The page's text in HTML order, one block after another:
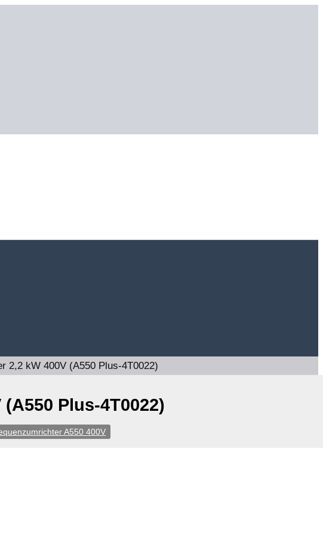
2,2 kW 400V (A550 Plus-4T0022)
Plus-4T0022)
A550 400V